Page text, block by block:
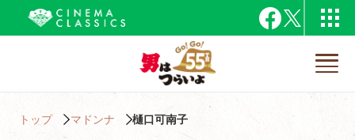
トップ マドンナ 樋口可南子